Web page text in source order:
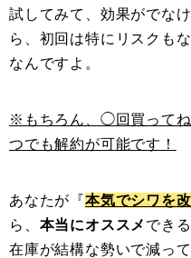
試してみて、効果がでな
ら、初回は特にリスクも
なんですよ。
※もちろん、◯回買ってね
つでも解約が可能です！
あなたが『本気でシワを
ら、 本当にオススメ でき
在庫が結構な勢いで減っ